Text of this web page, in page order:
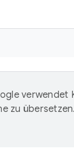
verwendet
zu